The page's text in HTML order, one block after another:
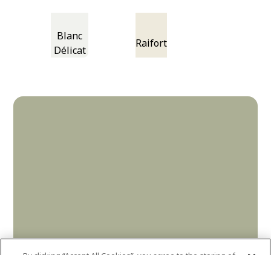
Blanc
Délicat
Raifort